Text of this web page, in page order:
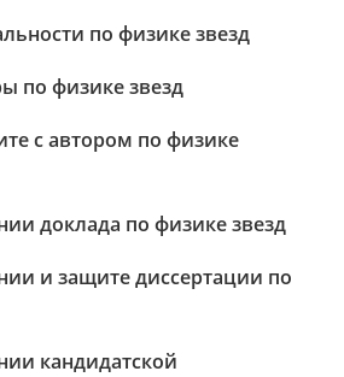
по физике звезд
по физике звезд
с автором по физике
доклада по физике звезд
и защите диссертации по
кандидатской